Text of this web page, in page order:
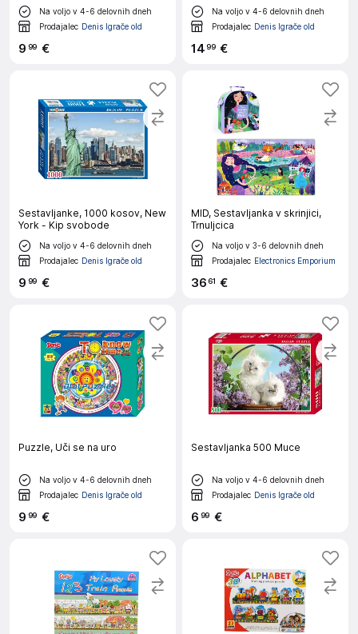
Na voljo v 4-6 delovnih dneh
Prodajalec Denis Igrače old
9 99 €
Na voljo v 4-6 delovnih dneh
Prodajalec Denis Igrače old
1499 €
Sestavljanke, 1000 kosov, New
York - Kip svobode
Na voljo v 4-6 delovnih dneh
Prodajalec Denis Igrače old
9 99 €
MID, Sestavljanka v skrinjici,
Trnuljcica
Na voljo v 3-6 delovnih dneh
Prodajalec Electronics Emporium
3661 €
Puzzle, Uči se na uro
Na voljo v 4-6 delovnih dneh
Prodajalec Denis Igrače old
9 99 €
Sestavljanka 500 Muce
Na voljo v 4-6 delovnih dneh
Prodajalec Denis Igrače old
6 99 €